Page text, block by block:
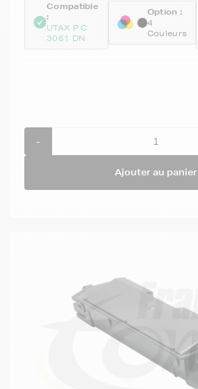
Compatible
:
UTAX P C
3061 DN
Option :
4
Couleurs
-
Ajouter au panier